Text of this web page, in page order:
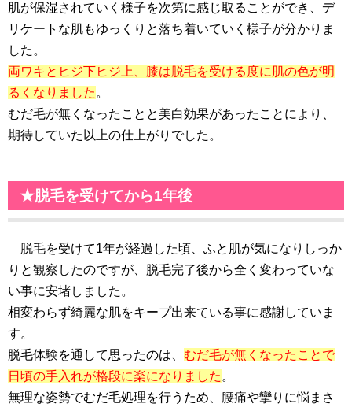
肌が保湿されていく様子を次第に感じ取ることができ、デ
リケートな肌もゆっくりと落ち着いていく様子が分かりま
した。
両ワキとヒジ下ヒジ上、膝は脱毛を受ける度に肌の色が明
るくなりました 。
むだ毛が無くなったことと美白効果があったことにより、
期待していた以上の仕上がりでした。
★脱毛を受けてから1年後
脱毛を受けて1年が経過した頃、ふと肌が気になりしっか
りと観察したのですが、脱毛完了後から全く変わっていな
い事に安堵しました。
相変わらず綺麗な肌をキープ出来ている事に感謝していま
す。
脱毛体験を通して思ったのは、 むだ毛が無くなったことで
日頃の手入れが格段に楽になりました 。
無理な姿勢でむだ毛処理を行うため、腰痛や攣りに悩まさ